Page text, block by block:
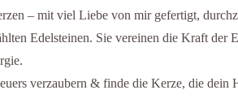
– mit viel Liebe von mir gefertigt,
Edelsteinen. Sie vereinen die Kraft der
verzaubern & finde die Kerze, die dein